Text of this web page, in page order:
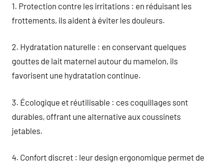
1. Protection contre les irritations : en réduisant les
frottements, ils aident à éviter les douleurs.
2. Hydratation naturelle : en conservant quelques
gouttes de lait maternel autour du mamelon, ils
favorisent une hydratation continue.
3. Écologique et réutilisable : ces coquillages sont
durables, offrant une alternative aux coussinets
jetables.
4. Confort discret : leur design ergonomique permet de